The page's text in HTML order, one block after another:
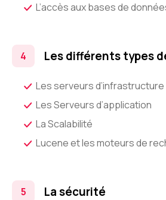
L’accès aux bases de
Les différents types
Les serveurs d’infrastructure
Les Serveurs d’application
La Scalabilité
Lucene et les moteurs de
La sécurité